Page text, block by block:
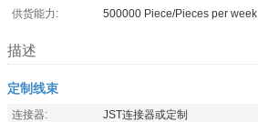
供货能力:
500000 Piece/Pieces per week
描述
定制线束
连接器:
JST连接器或定制